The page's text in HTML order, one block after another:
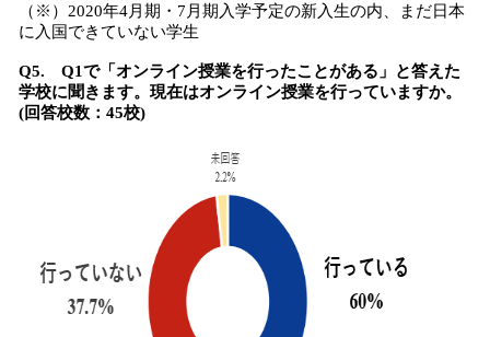
（※）2020年4月期・7月期入学予定の新入生の内、まだ日本
に入国できていない学生
Q5. Q1で「オンライン授業を行ったことがある」と答えた
学校に聞きます。現在はオンライン授業を行っていますか。
(回答校数：45校)